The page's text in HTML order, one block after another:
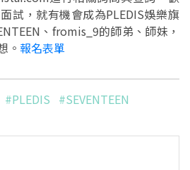
試，就有機會成為PLEDIS娛樂旗
、fromis_9的師弟、師妹，
。 報名表單
#PLEDIS #SEVENTEEN